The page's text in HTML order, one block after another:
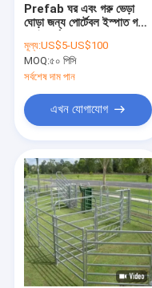
Prefab ঘর এবং গরু ভেড়া
ঘোড়া জন্য পোর্টেবল ইস্পাত গবাদি
মূল্য:US$5-US$100
MOQ:৫০ পিসি
সর্বশেষ দাম পান
এখন যোগাযোগ